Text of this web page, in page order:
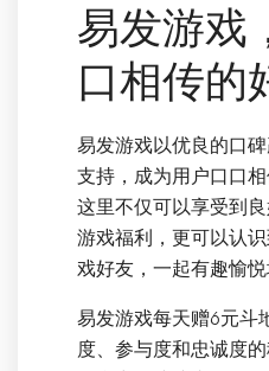
易发游戏
口相传的
易发游戏以优良的口
支持，成为用户口口
这里不仅可以享受到
游戏福利，更可以认
戏好友，一起有趣愉悦
易发游戏每天赠6元斗
度、参与度和忠诚度